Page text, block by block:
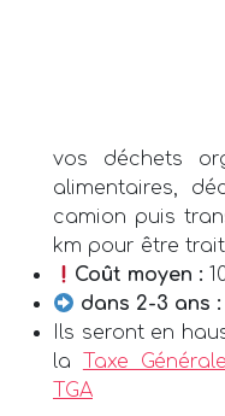
vos déchets
alimentaires,
camion puis
km pour être
Coût moyen :
dans 2-3 ans :
Ils seront en
la
Taxe
TGA